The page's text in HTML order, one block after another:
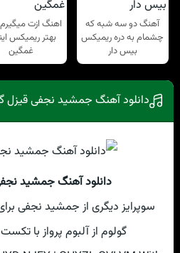
آهنگ دو سه شبه که
چشمام به دره ریمیکس
بیس دار
اهنگ ازت
بهتر ریمیکس
غمگین
دانلود آهنگ جمشید نجفی قیزل
دانلود آهنگ جمشید
سوپرایز دیگری از جمشید نجفی
گولوم از آلبوم پرواز با